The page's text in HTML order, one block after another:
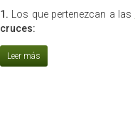
1. Los que pertenezcan a las
cruces: